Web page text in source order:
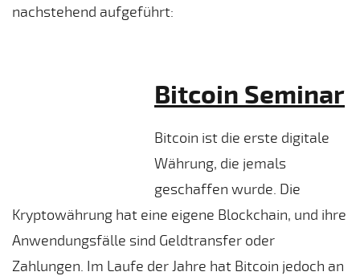
nachstehend aufgeführt:
Bitcoin Seminar
Bitcoin ist die erste digitale
Währung, die jemals
geschaffen wurde. Die
Kryptowährung hat eine eigene Blockchain, und ihre
Anwendungsfälle sind Geldtransfer oder
Zahlungen. Im Laufe der Jahre hat Bitcoin jedoch an